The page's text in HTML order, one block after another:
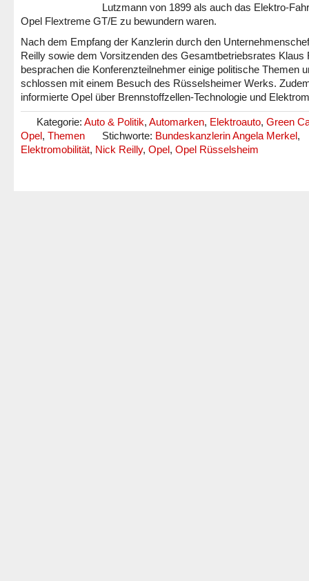
Lutzmann von 1899 als auch das Elektro-
Opel Flextreme GT/E zu bewundern waren.
Nach dem Empfang der Kanzlerin durch den
Reilly sowie dem Vorsitzenden des Gesamtbetriebsrates Klaus
besprachen die Konferenzteilnehmer einige politische Themen
schlossen mit einem Besuch des Rüsselsheimer Werks.
informierte Opel über Brennstoffzellen-Technologie und
Kategorie: Auto & Politik, Automarken, Elektroauto, Green
Opel, Themen Stichworte: Bundeskanzlerin Angela Merkel,
Elektromobilität, Nick Reilly, Opel, Opel Rüsselsheim